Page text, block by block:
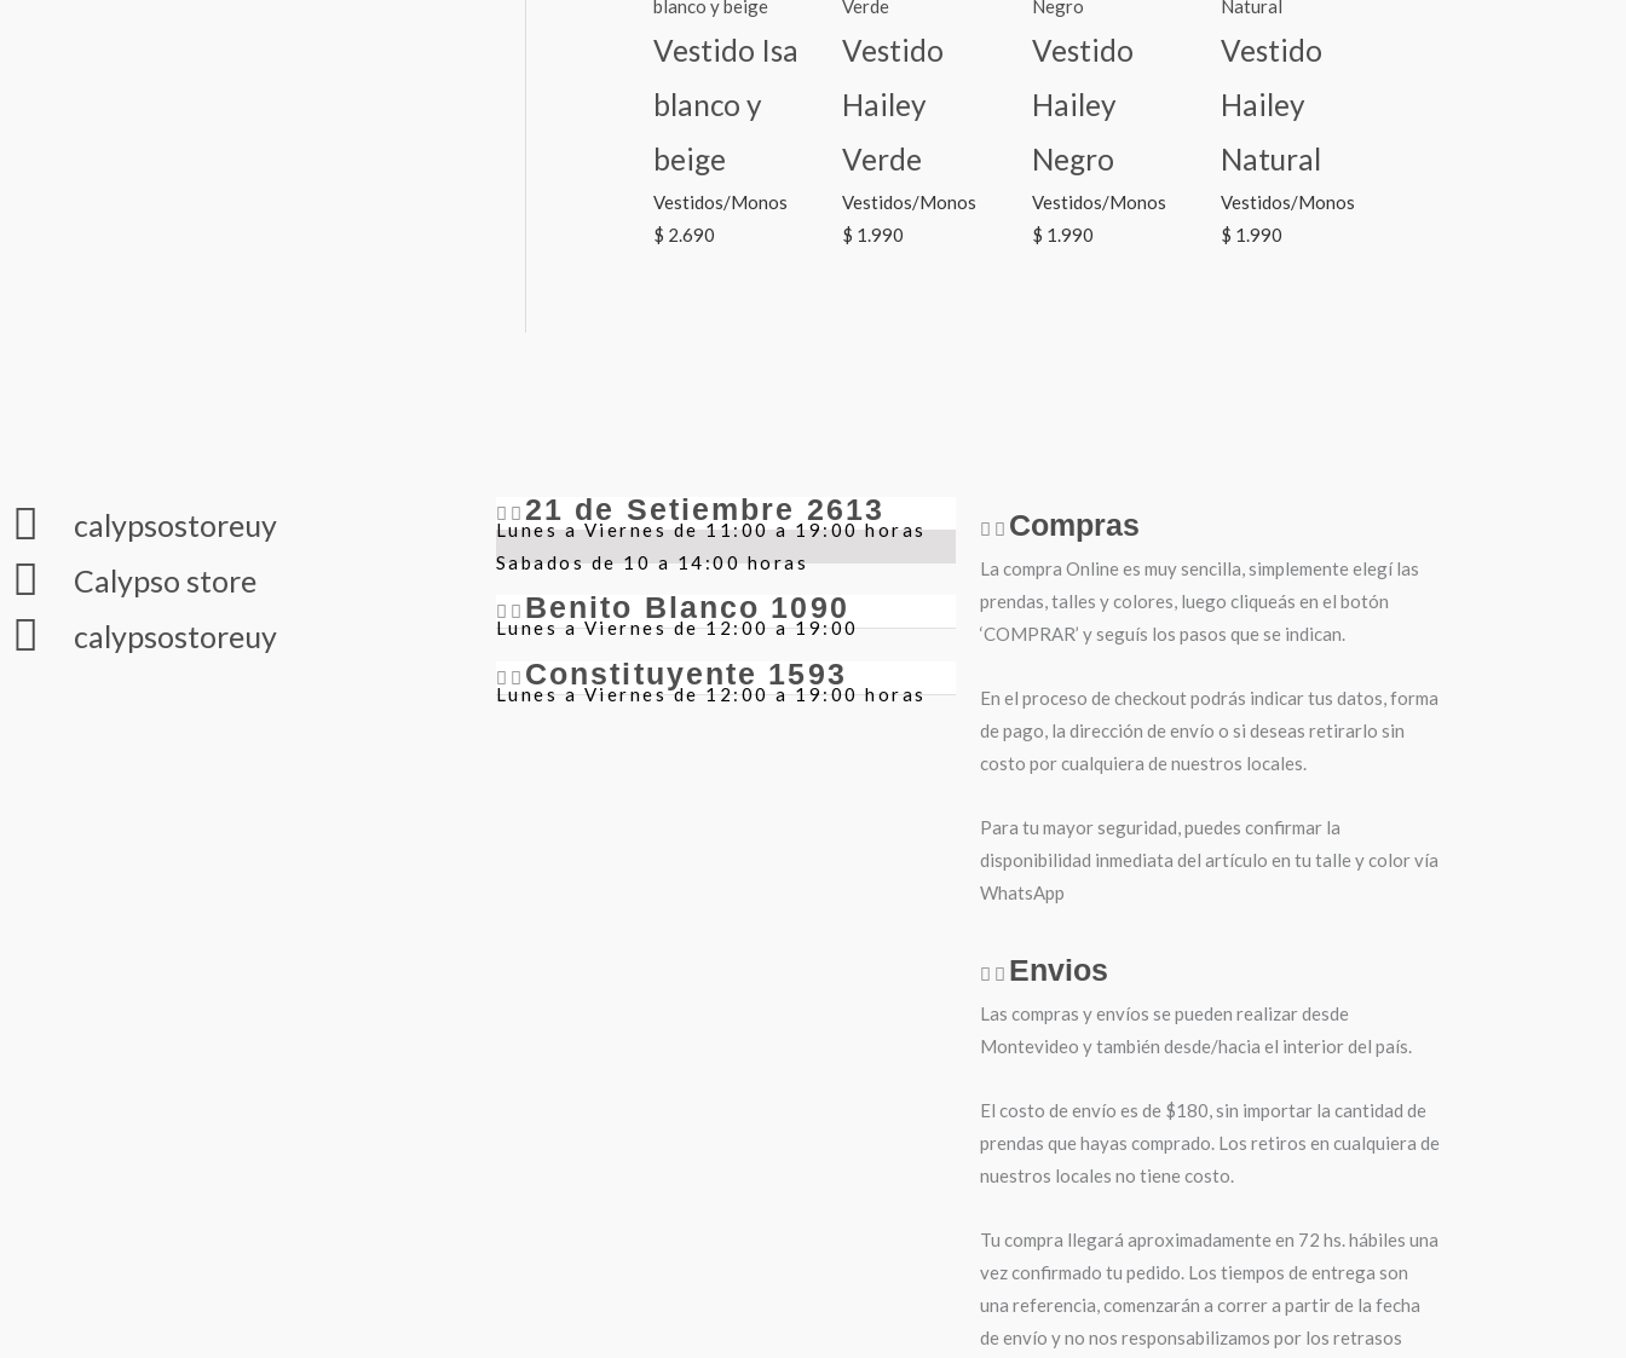
Vestido Isa
blanco y
beige
Vestidos/Monos
$ 2.690
Vestido
Hailey
Verde
Vestidos/Monos
$ 1.990
Vestido
Hailey
Negro
Vestidos/Monos
$ 1.990
Vestido
Hailey
Natural
Vestidos/Monos
$ 1.990
calypsostoreuy
Calypso store
calypsostoreuy
21 de Setiembre 2613
Lunes a Viernes de 11:00 a 19:00 horas
Sabados de 10 a 14:00 horas
Benito Blanco 1090
Lunes a Viernes de 12:00 a 19:00
Constituyente 1593
Lunes a Viernes de 12:00 a 19:00 horas
Compras
La compra Online es muy sencilla, simplemente elegí las
prendas, talles y colores, luego cliqueás en el botón
‘COMPRAR’ y seguís los pasos que se indican.
En el proceso de checkout podrás indicar tus datos, forma
de pago, la dirección de envío o si deseas retirarlo sin
costo por cualquiera de nuestros locales.
Para tu mayor seguridad, puedes confirmar la
disponibilidad inmediata del artículo en tu talle y color vía
WhatsApp
Envios
Las compras y envíos se pueden realizar desde
Montevideo y también desde/hacia el interior del país.
El costo de envío es de $180, sin importar la cantidad de
prendas que hayas comprado. Los retiros en cualquiera de
nuestros locales no tiene costo.
Tu compra llegará aproximadamente en 72 hs. hábiles una
vez confirmado tu pedido. Los tiempos de entrega son
una referencia, comenzarán a correr a partir de la fecha
de envío y no nos responsabilizamos por los retrasos